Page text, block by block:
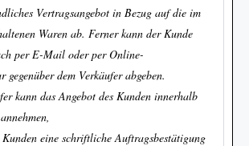
Vertragsangebot in Bezug auf die im
Waren ab. Ferner kann der Kunde
per E-Mail oder per Online-
dem Verkäufer abgeben.
kann das Angebot des Kunden innerhalb
eine schriftliche Auftragsbestätigung